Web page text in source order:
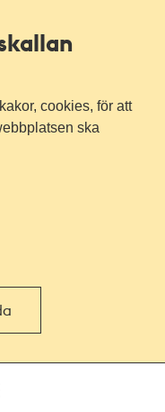
cookies, för att
ska